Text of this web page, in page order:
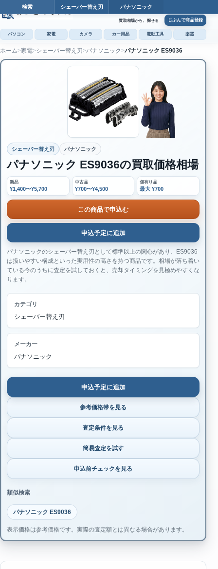
買取相場から、探せる じぶんで商品登録
パソコン 家電 カメラ カー用品 電動工具 楽器
ホーム 家電 シェーバー替え刃 パナソニック パナソニック ES9036
シェーバー替え刃 パナソニック
パナソニック ES9036の買取価格相場
新品
¥1,400〜¥5,700
中古品
¥700〜¥4,500
傷有り品
最大 ¥700
この商品で申込む
申込予定に追加
パナソニックのシェーバー替え刃として標準以上の関心があり、ES9036
は扱いやすい構成といった実用性の高さを持つ商品です。相場が落ち着い
ている今のうちに査定を試しておくと、売却タイミングを見極めやすくな
ります。
カテゴリ
シェーバー替え刃
メーカー
パナソニック
申込予定に追加
参考価格帯を見る
査定条件を見る
簡易査定を試す
申込前チェックを見る
類似検索
パナソニック ES9036
表示価格は参考価格です。実際の査定額とは異なる場合があります。
検索 シェーバー替え刃 パナソニック